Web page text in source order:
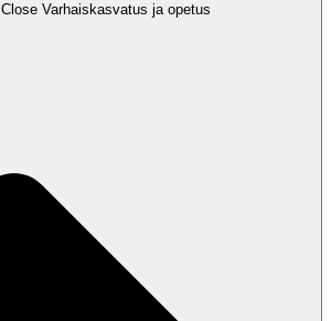
Close Varhaiskasvatus ja opetus